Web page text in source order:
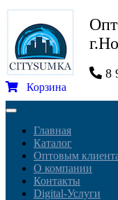
8
Корзина
Toggle
navigationГлавная
Каталог
Оптовым
О компании
Контакты
Digital-Услуги